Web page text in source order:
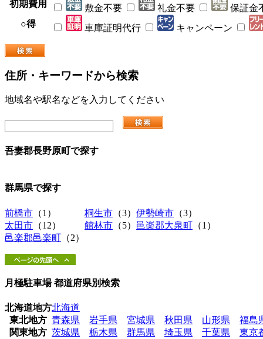
初期費用
敷金不要 礼金不要 保証金
○得
車庫証明代行 キャンペーン
住所・キーワードから検索
地域名や駅名などを入力してください
吾妻郡長野原町で探す
群馬県で探す
前橋市 （1） 桐生市 （3） 伊勢崎市 （3）
太田市 （12） 館林市 （5） 邑楽郡大泉町 （1）
邑楽郡邑楽町 （2）
月極駐車場 都道府県別検索
北海道地方北海道
東北地方 青森県 岩手県 宮城県 秋田県 山形県
福島
関東地方 茨城県 栃木県 群馬県 埼玉県 千葉県 東京